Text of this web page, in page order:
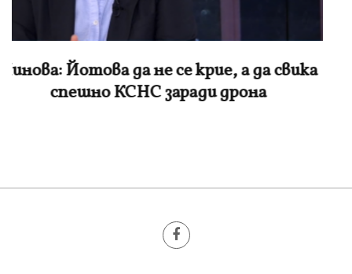
Гюров за дрона: Трябва да преосмислим
позицията си по регионалната